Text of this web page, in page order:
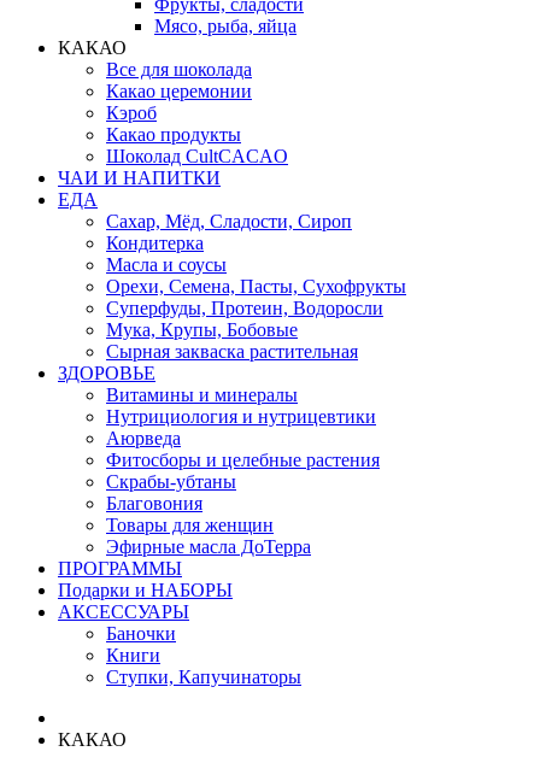
Фрукты, сладости
Мясо, рыба, яйца
КАКАО
Все для шоколада
Какао церемонии
Кэроб
Какао продукты
Шоколад CultCACAO
ЧАИ И НАПИТКИ
ЕДА
Сахар, Мёд, Сладости, Сироп
Кондитерка
Масла и соусы
Орехи, Семена, Пасты, Сухофрукты
Суперфуды, Протеин, Водоросли
Мука, Крупы, Бобовые
Сырная закваска растительная
ЗДОРОВЬЕ
Витамины и минералы
Нутрициология и нутрицевтики
Аюрведа
Фитосборы и целебные растения
Скрабы-убтаны
Благовония
Товары для женщин
Эфирные масла ДоТерра
ПРОГРАММЫ
Подарки и НАБОРЫ
АКСЕССУАРЫ
Баночки
Книги
Ступки, Капучинаторы
КАКАО